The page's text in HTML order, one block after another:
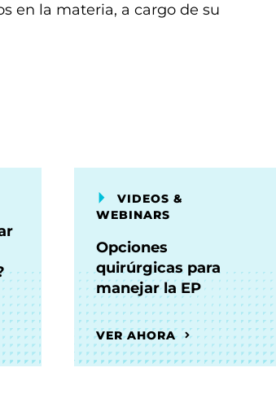
en la materia, a cargo de su
VIDEOS &
WEBINARS
Opciones
quirúrgicas para
manejar la EP
VER AHORA